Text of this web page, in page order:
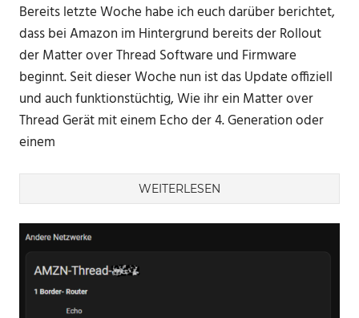
Bereits letzte Woche habe ich euch darüber berichtet,
dass bei Amazon im Hintergrund bereits der Rollout
der Matter over Thread Software und Firmware
beginnt. Seit dieser Woche nun ist das Update offiziell
und auch funktionstüchtig, Wie ihr ein Matter over
Thread Gerät mit einem Echo der 4. Generation oder
einem
WEITERLESEN